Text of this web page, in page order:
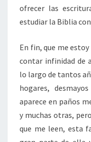
ofrecer las
estudiar la Biblia
En fin, que me
contar infinidad de
lo largo de tantos
hogares,
aparece en paños
y muchas otras,
que me leen, esta